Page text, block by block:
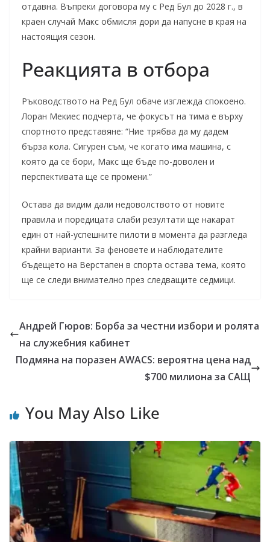
отдавна. Въпреки договора му с Ред Бул до 2028 г., в
краен случай Макс обмисля дори да напусне в края на
настоящия сезон.
Реакцията в отбора
Ръководството на Ред Бул обаче изглежда спокоено.
Лоран Мекиес подчерта, че фокусът на тима е върху
спортното представяне: “Ние трябва да му дадем
бърза кола. Сигурен съм, че когато има машина, с
която да се бори, Макс ще бъде по-доволен и
перспективата ще се промени.”
Остава да видим дали недоволството от новите
правила и поредицата слаби резултати ще накарат
един от най-успешните пилоти в момента да разгледа
крайни варианти. За феновете и наблюдателите
бъдещето на Верстапен в спорта остава тема, която
ще се следи внимателно през следващите седмици.
Андрей Гюров: Борба за честни избори и ролята
на служебния кабинет
Подмяна на поразен AWACS: вероятна цена над
$700 милиона за САЩ
You May Also Like